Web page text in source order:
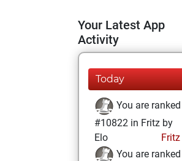
Your Latest App
Activity
Today
You are ranked
#10822 in Fritz by
Elo
Fritz
You are ranked